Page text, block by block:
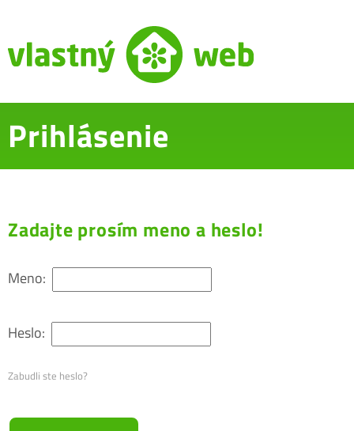
Prihlásenie
Zadajte prosím meno a heslo!
Meno:
Heslo:
Zabudli ste heslo?